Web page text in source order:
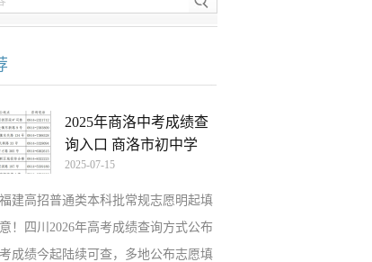
2025年商洛中考成绩查
询入口 商洛市初中学
2025-07-15
建高招普通类本科批常规志愿明起填
！四川2026年高考成绩查询方式公布
成绩今起陆续可查，多地公布志愿填